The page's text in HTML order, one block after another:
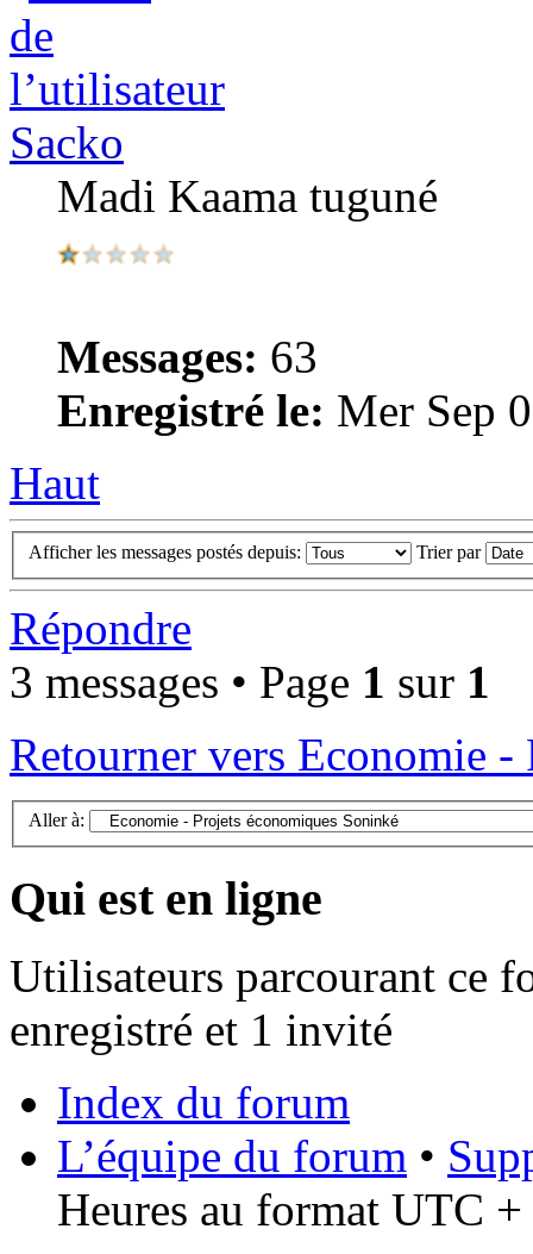
Sacko
Madi Kaama tuguné
Messages: 63
Enregistré le: Mer Sep
Haut
Afficher les messages postés depuis: Trier par
Répondre
3 messages • Page 1 sur 1
Retourner vers Economie
Aller à:
Qui est en ligne
Utilisateurs parcourant ce
enregistré et 1 invité
Index du forum
L’équipe du forum •
Heures au format UTC +